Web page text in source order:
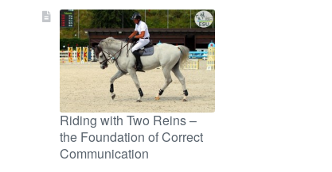
Riding with Two Reins –
the Foundation of Correct
Communication